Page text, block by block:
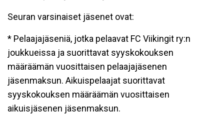
Seuran varsinaiset jäsenet ovat:
* Pelaajajäseniä, jotka pelaavat FC Viikingit ry:n
joukkueissa ja suorittavat syyskokouksen
määräämän vuosittaisen pelaajajäsenen
jäsenmaksun. Aikuispelaajat suorittavat
syyskokouksen määräämän vuosittaisen
aikuisjäsenen jäsenmaksun.